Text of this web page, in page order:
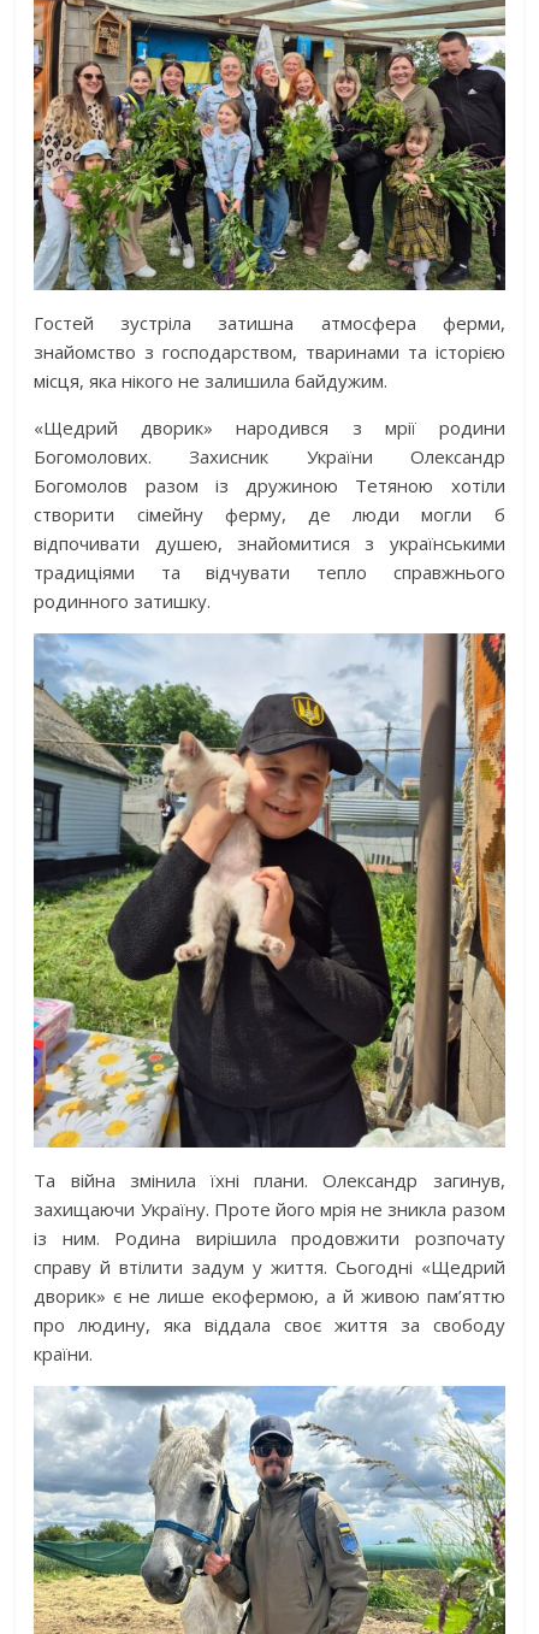
Гостей зустріла затишна атмосфера ферми,
знайомство з господарством, тваринами та історією
місця, яка нікого не залишила байдужим.
«Щедрий дворик» народився з мрії родини
Богомолових. Захисник України Олександр
Богомолов разом із дружиною Тетяною хотіли
створити сімейну ферму, де люди могли б
відпочивати душею, знайомитися з українськими
традиціями та відчувати тепло справжнього
родинного затишку.
Та війна змінила їхні плани. Олександр загинув,
захищаючи Україну. Проте його мрія не зникла разом
із ним. Родина вирішила продовжити розпочату
справу й втілити задум у життя. Сьогодні «Щедрий
дворик» є не лише екофермою, а й живою пам’яттю
про людину, яка віддала своє життя за свободу
країни.